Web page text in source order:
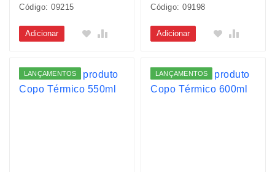
Código: 09215
Adicionar
Código: 09198
Adicionar
LANÇAMENTOS LANÇAMENTOS